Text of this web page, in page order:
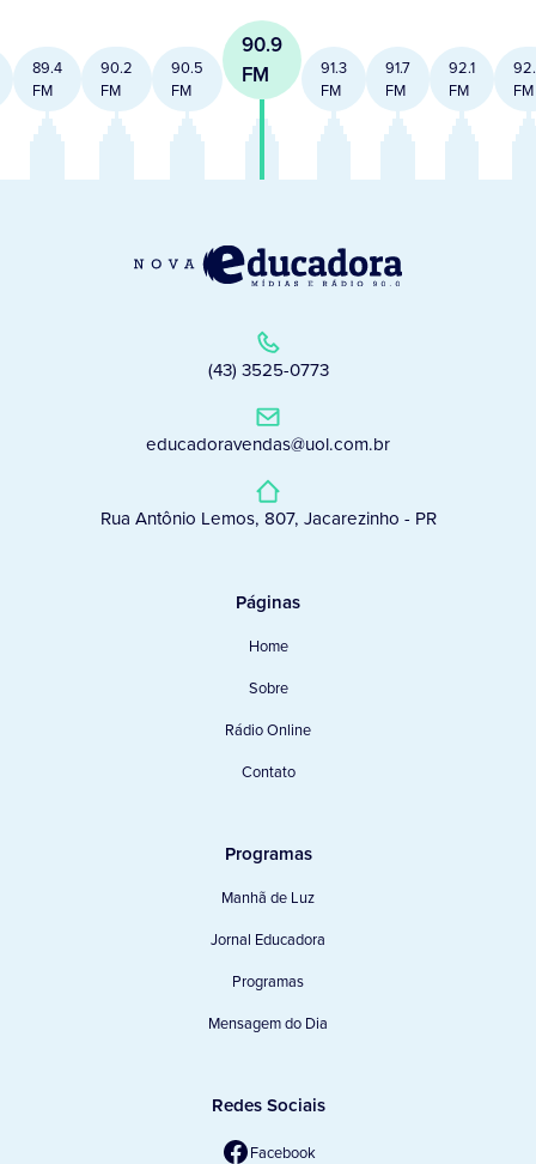
89.4
FM
90.2
FM
90.5
FM
90.9
FM
91.3
FM
91.7
FM
92.1
FM
FM
(43) 3525-0773
educadoravendas@uol.com.br
Rua Antônio Lemos, 807, Jacarezinho - PR
Páginas
Home
Sobre
Rádio Online
Contato
Programas
Manhã de Luz
Jornal Educadora
Programas
Mensagem do Dia
Redes Sociais
Facebook